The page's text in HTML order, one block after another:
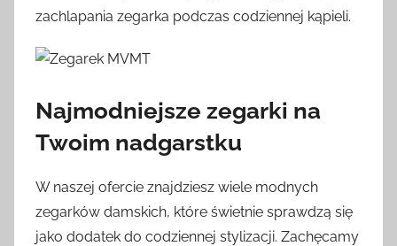
zachlapania zegarka podczas codziennej kąpieli.
Najmodniejsze zegarki na
Twoim nadgarstku
W naszej ofercie znajdziesz wiele modnych
zegarków damskich, które świetnie sprawdzą się
jako dodatek do codziennej stylizacji. Zachęcamy